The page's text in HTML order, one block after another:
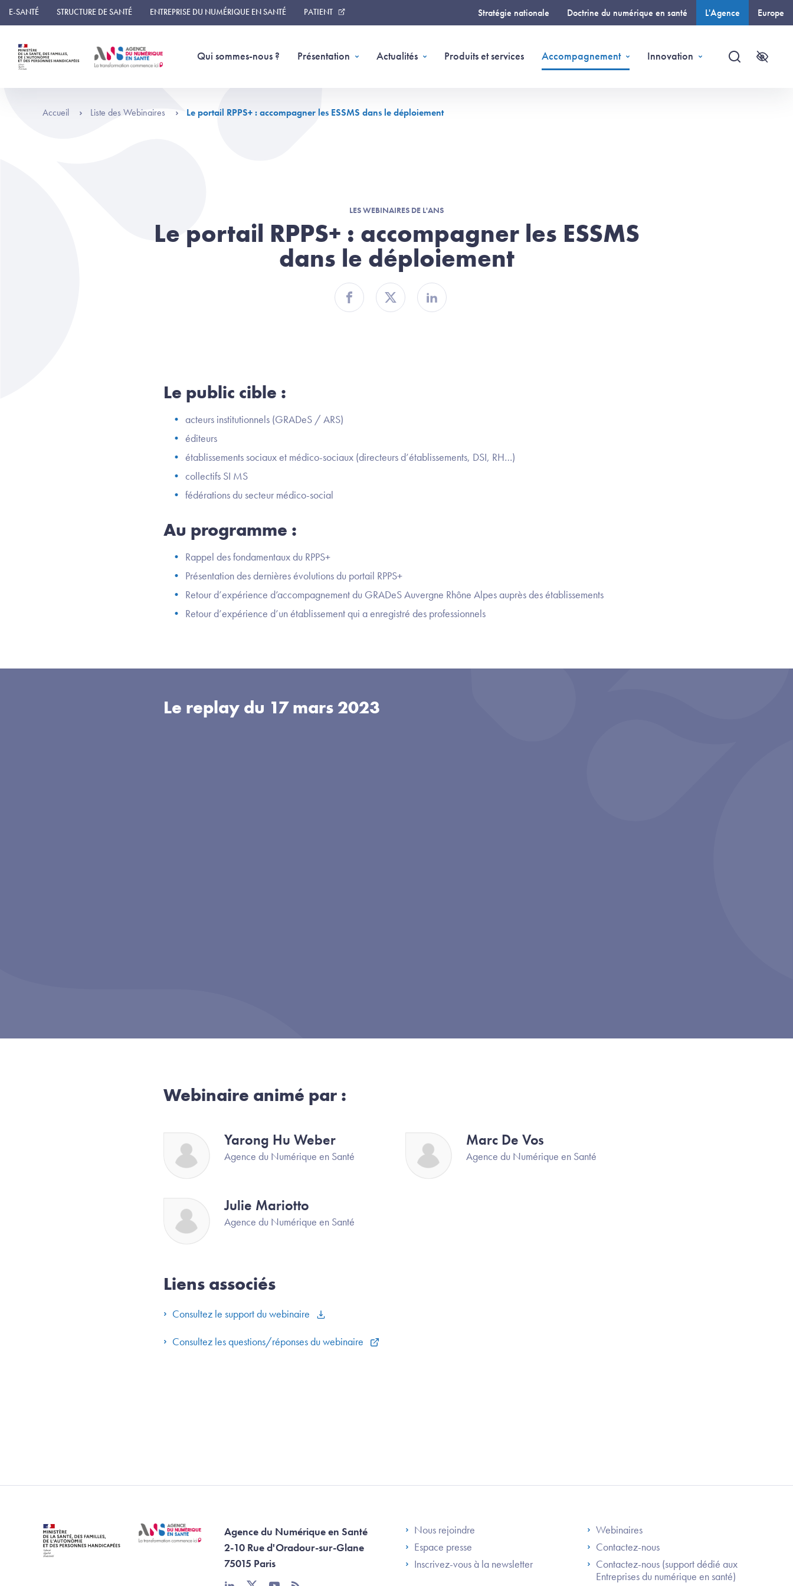
Panneau de gestion des cookies
E-SANTÉ STRUCTURE DE SANTÉ ENTREPRISE DU NUMÉRIQUE EN SANTÉ PATIENT Stratégie nationale Doctrine du numérique en santé L'Agence Europe
Qui sommes-nous ? Présentation Actualités Produits et services Accompagnement Innovation
Recherche
Accueil Liste des Webinaires Le portail RPPS+ : accompagner les ESSMS dans le déploiement
LES WEBINAIRES DE L'ANS
Le portail RPPS+ : accompagner les ESSMS
dans le déploiement
Partager sur Facebook
Partager sur TwitterPartager sur Linkedin
Le public cible :
acteurs institutionnels (GRADeS / ARS)
éditeurs
établissements sociaux et médico-sociaux (directeurs d’établissements, DSI, RH…)
collectifs SI MS
fédérations du secteur médico-social
Au programme :
Rappel des fondamentaux du RPPS+
Présentation des dernières évolutions du portail RPPS+
Retour d’expérience d’accompagnement du GRADeS Auvergne Rhône Alpes auprès des établissements
Retour d’expérience d’un établissement qui a enregistré des professionnels
Le replay du 17 mars 2023
Webinaire animé par :
Yarong Hu Weber
Agence du Numérique en Santé
Marc De Vos
Agence du Numérique en Santé
Julie Mariotto
Agence du Numérique en Santé
Liens associés
Consultez le support du webinaire
Consultez les questions/réponses du webinaire
Agence du Numérique en Santé
2-10 Rue d'Oradour-sur-Glane
75015 Paris
Footer Left ANS
Nous rejoindre
Espace presse
Inscrivez-vous à la newsletter
Footer Right ANS
Webinaires
Contactez-nous
Contactez-nous (support dédié aux
Entreprises du numérique en santé)